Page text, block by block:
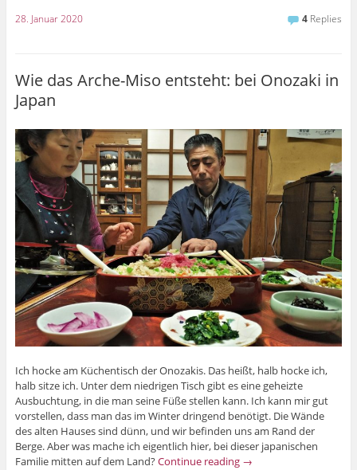
28. Januar 2020 4 Replies
Wie das Arche-Miso entsteht: bei Onozaki in
Japan
Ich hocke am Küchentisch der Onozakis. Das heißt, halb hocke ich,
halb sitze ich. Unter dem niedrigen Tisch gibt es eine geheizte
Ausbuchtung, in die man seine Füße stellen kann. Ich kann mir gut
vorstellen, dass man das im Winter dringend benötigt. Die Wände
des alten Hauses sind dünn, und wir befinden uns am Rand der
Berge. Aber was mache ich eigentlich hier, bei dieser japanischen
Familie mitten auf dem Land?Continue reading →